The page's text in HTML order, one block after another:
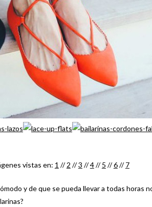
vistas en: 1 //2 //3 //4//5 //6//7
y de que se pueda llevar a todas horas